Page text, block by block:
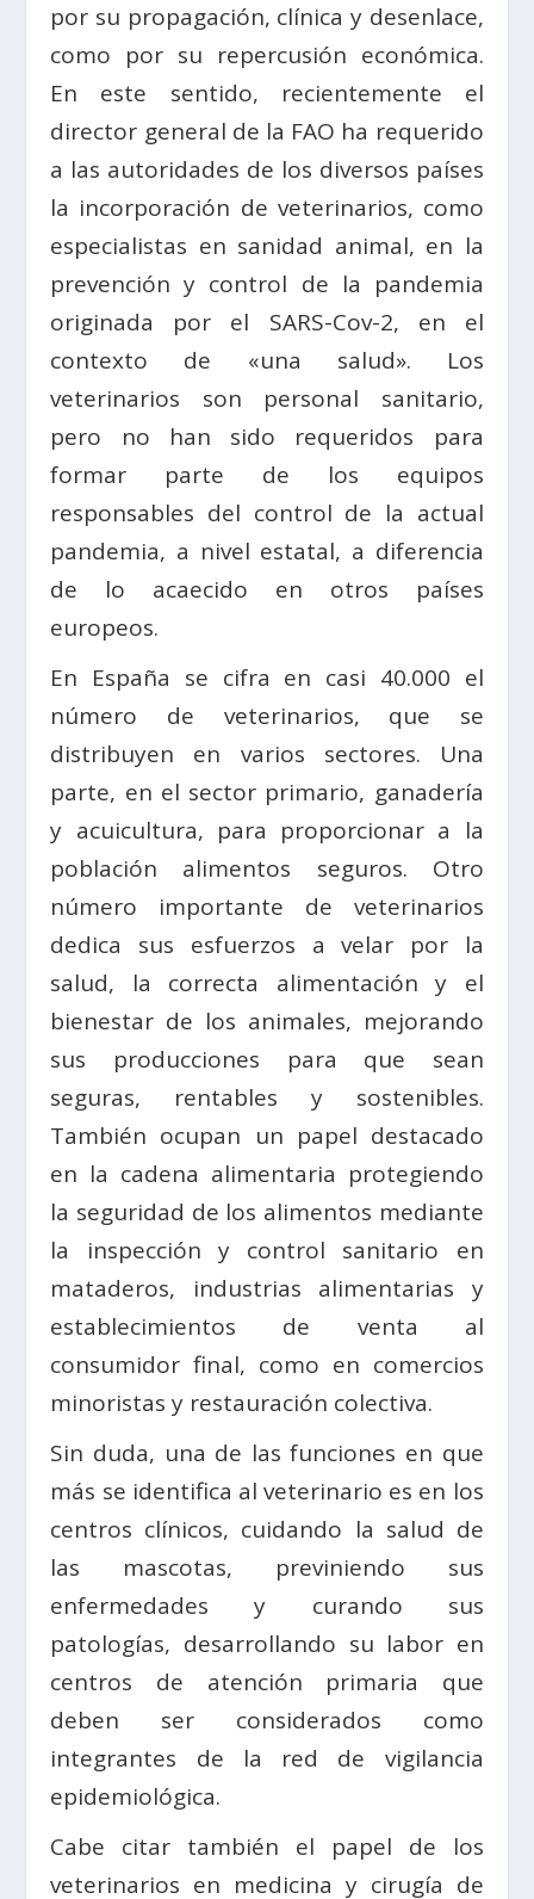
por su propagación, clínica y desenlace,
como por su repercusión económica.
En este sentido, recientemente el
director general de la FAO ha requerido
a las autoridades de los diversos países
la incorporación de veterinarios, como
especialistas en sanidad animal, en la
prevención y control de la pandemia
originada por el SARS-Cov-2, en el
contexto de «una salud». Los
veterinarios son personal sanitario,
pero no han sido requeridos para
formar parte de los equipos
responsables del control de la actual
pandemia, a nivel estatal, a diferencia
de lo acaecido en otros países
europeos.
En España se cifra en casi 40.000 el
número de veterinarios, que se
distribuyen en varios sectores. Una
parte, en el sector primario, ganadería
y acuicultura, para proporcionar a la
población alimentos seguros. Otro
número importante de veterinarios
dedica sus esfuerzos a velar por la
salud, la correcta alimentación y el
bienestar de los animales, mejorando
sus producciones para que sean
seguras, rentables y sostenibles.
También ocupan un papel destacado
en la cadena alimentaria protegiendo
la seguridad de los alimentos mediante
la inspección y control sanitario en
mataderos, industrias alimentarias y
establecimientos de venta al
consumidor final, como en comercios
minoristas y restauración colectiva.
Sin duda, una de las funciones en que
más se identifica al veterinario es en los
centros clínicos, cuidando la salud de
las mascotas, previniendo sus
enfermedades y curando sus
patologías, desarrollando su labor en
centros de atención primaria que
deben ser considerados como
integrantes de la red de vigilancia
epidemiológica.
Cabe citar también el papel de los
veterinarios en medicina y cirugía de